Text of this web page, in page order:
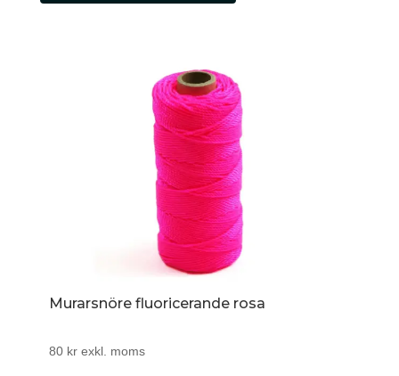
Murarsnöre fluoricerande rosa
80 krexkl. moms